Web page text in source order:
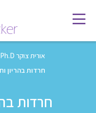
אורית צוקר Ph.D
חרדות בהריון
חרדות